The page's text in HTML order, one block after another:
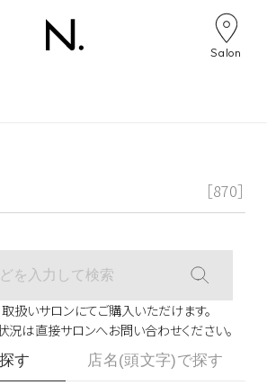
Salon
［870］
取扱いサロンにてご購入いただけます。
は直接サロンへお問い合わせください。
す 店名(頭文字)で探す